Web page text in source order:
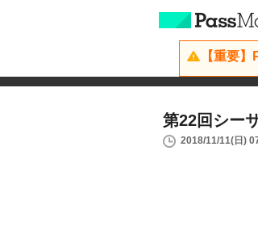
【重要
第22回シー
2018/11/11(日)